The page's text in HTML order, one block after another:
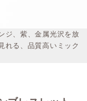
ジ、紫、金属光沢を放
れる、品質高いミック